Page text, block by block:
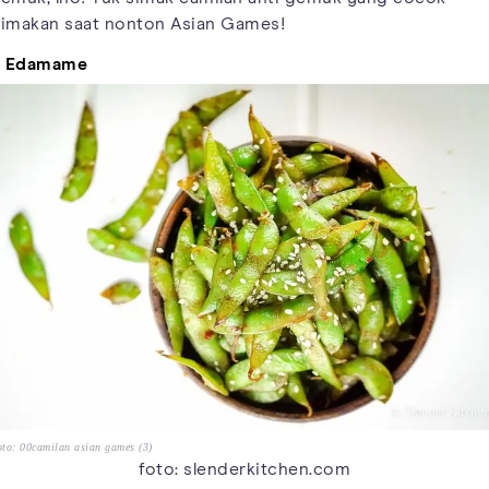
saat nonton Asian Games!
Edamame
00camilan asian games (3)
foto: slenderkitchen.com